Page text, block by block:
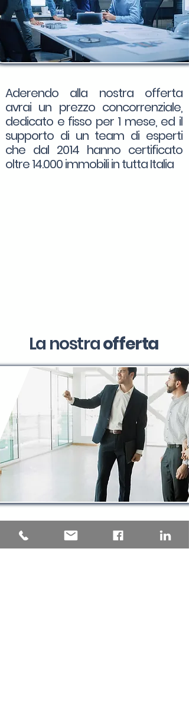
Aderendo alla nostra offerta
avrai un prezzo concorrenziale,
dedicato e fisso per 1 mese, ed il
supporto di un team di esperti
che dal 2014 hanno certificato
oltre 14.000 immobili in tutta Italia
La nostraofferta
Una consulenza tecnica
progettata su misura per il tuo